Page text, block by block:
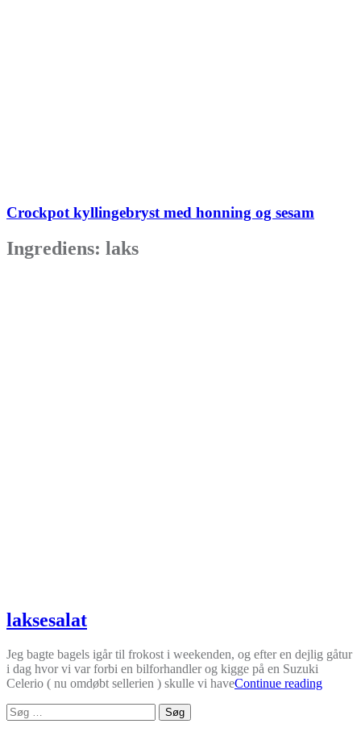
Crockpot kyllingebryst med honning og sesam
Ingrediens: laks
laksesalat
Jeg bagte bagels igår til frokost i weekenden, og efter en dejlig gåtur
i dag hvor vi var forbi en bilforhandler og kigge på en Suzuki
Celerio ( nu omdøbt sellerien ) skulle vi haveContinue reading
Søg
efter: